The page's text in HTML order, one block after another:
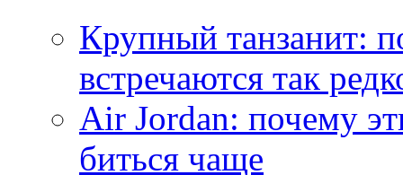
Крупный танзанит:
встречаются так
Air Jordan: почему
биться чаще